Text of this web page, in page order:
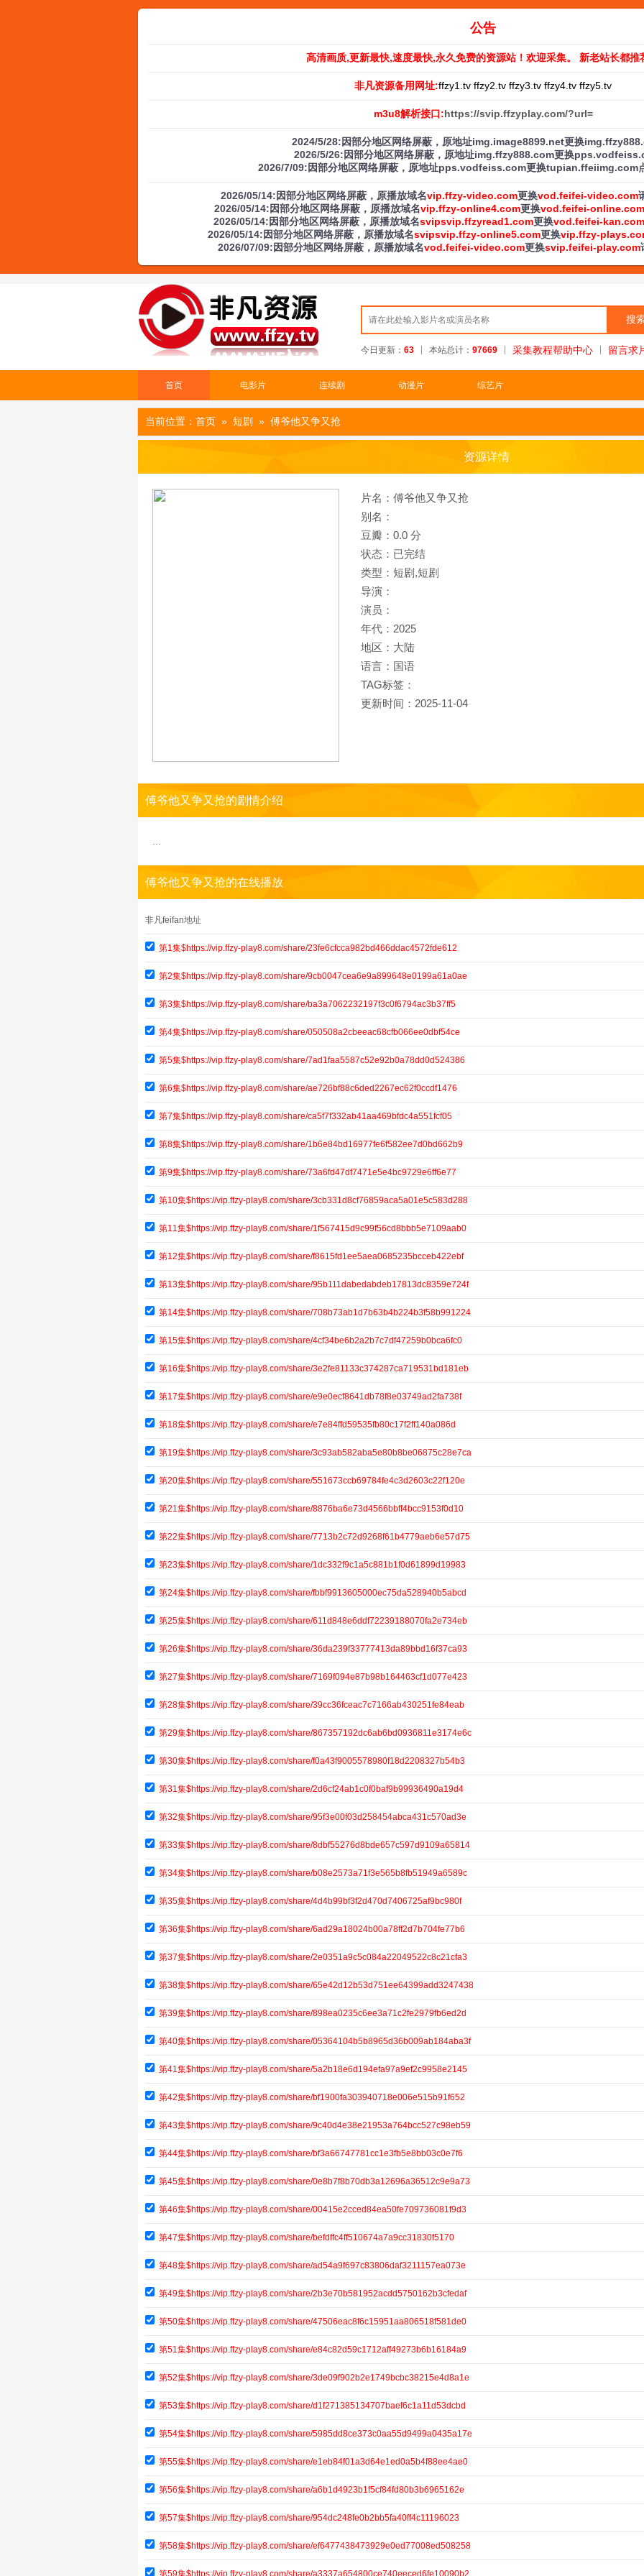
公告
高清画质,更新最快,速度最快,永久免费的资源站！欢迎采集。 新老站长都推
非凡资源备用网址:ffzy1.tv ffzy2.tv ffzy3.tv ffzy4.tv ffzy5.tv
m3u8解析接口:https://svip.ffzyplay.com/?url=
2024/5/28:因部分地区网络屏蔽，原地址img.image8899.net更换
2026/5/26:因部分地区网络屏蔽，原地址img.ffzy888.com更换
2026/7/09:因部分地区网络屏蔽，原地址pps.vodfeiss.com更换tupian.ffeiimg.com
2026/05/14:因部分地区网络屏蔽，原播放域名vip.ffzy-video.com更换vod.feifei-video.com
2026/05/14:因部分地区网络屏蔽，原播放域名vip.ffzy-online4.com更换vod.feifei-online.com
2026/05/14:因部分地区网络屏蔽，原播放域名svipsvip.ffzyread1.com更换vod.feifei-kan.com
2026/05/14:因部分地区网络屏蔽，原播放域名svipsvip.ffzy-online5.com更换vip.ffzy-
2026/07/09:因部分地区网络屏蔽，原播放域名vod.feifei-video.com更换svip.feifei-play.com
今日更新： 63 本站总计： 97669 采集教程帮助中心 留言求
首页 电影片 连续剧 动漫片 综艺片
当前位置： 首页 » 短剧 » 傅爷他又争又抢
资源详情
片名：傅爷他又争又抢
别名：
豆瓣：0.0 分
状态：已完结
类型：短剧,短剧
导演：
演员：
年代：2025
地区：大陆
语言：国语
TAG标签：
更新时间：2025-11-04
傅爷他又争又抢的剧情介绍
…
傅爷他又争又抢的在线播放
非凡feifan地址
第1集$https://vip.ffzy-play8.com/share/23fe6cfcca982bd466ddac4572fde612
第2集$https://vip.ffzy-play8.com/share/9cb0047cea6e9a899648e0199a61a0ae
第3集$https://vip.ffzy-play8.com/share/ba3a7062232197f3c0f6794ac3b37ff5
第4集$https://vip.ffzy-play8.com/share/050508a2cbeeac68cfb066ee0dbf54ce
第5集$https://vip.ffzy-play8.com/share/7ad1faa5587c52e92b0a78dd0d524386
第6集$https://vip.ffzy-play8.com/share/ae726bf88c6ded2267ec62f0ccdf1476
第7集$https://vip.ffzy-play8.com/share/ca5f7f332ab41aa469bfdc4a551fcf05
第8集$https://vip.ffzy-play8.com/share/1b6e84bd16977fe6f582ee7d0bd662b9
第9集$https://vip.ffzy-play8.com/share/73a6fd47df7471e5e4bc9729e6ff6e77
第10集$https://vip.ffzy-play8.com/share/3cb331d8cf76859aca5a01e5c583d288
第11集$https://vip.ffzy-play8.com/share/1f567415d9c99f56cd8bbb5e7109aab0
第12集$https://vip.ffzy-play8.com/share/f8615fd1ee5aea0685235bcceb422ebf
第13集$https://vip.ffzy-play8.com/share/95b111dabedabdeb17813dc8359e724f
第14集$https://vip.ffzy-play8.com/share/708b73ab1d7b63b4b224b3f58b991224
第15集$https://vip.ffzy-play8.com/share/4cf34be6b2a2b7c7df47259b0bca6fc0
第16集$https://vip.ffzy-play8.com/share/3e2fe81133c374287ca719531bd181eb
第17集$https://vip.ffzy-play8.com/share/e9e0ecf8641db78f8e03749ad2fa738f
第18集$https://vip.ffzy-play8.com/share/e7e84ffd59535fb80c17f2ff140a086d
第19集$https://vip.ffzy-play8.com/share/3c93ab582aba5e80b8be06875c28e7ca
第20集$https://vip.ffzy-play8.com/share/551673ccb69784fe4c3d2603c22f120e
第21集$https://vip.ffzy-play8.com/share/8876ba6e73d4566bbff4bcc9153f0d10
第22集$https://vip.ffzy-play8.com/share/7713b2c72d9268f61b4779aeb6e57d75
第23集$https://vip.ffzy-play8.com/share/1dc332f9c1a5c881b1f0d61899d19983
第24集$https://vip.ffzy-play8.com/share/fbbf9913605000ec75da528940b5abcd
第25集$https://vip.ffzy-play8.com/share/611d848e6ddf72239188070fa2e734eb
第26集$https://vip.ffzy-play8.com/share/36da239f33777413da89bbd16f37ca93
第27集$https://vip.ffzy-play8.com/share/7169f094e87b98b164463cf1d077e423
第28集$https://vip.ffzy-play8.com/share/39cc36fceac7c7166ab430251fe84eab
第29集$https://vip.ffzy-play8.com/share/867357192dc6ab6bd0936811e3174e6c
第30集$https://vip.ffzy-play8.com/share/f0a43f9005578980f18d2208327b54b3
第31集$https://vip.ffzy-play8.com/share/2d6cf24ab1c0f0baf9b99936490a19d4
第32集$https://vip.ffzy-play8.com/share/95f3e00f03d258454abca431c570ad3e
第33集$https://vip.ffzy-play8.com/share/8dbf55276d8bde657c597d9109a65814
第34集$https://vip.ffzy-play8.com/share/b08e2573a71f3e565b8fb51949a6589c
第35集$https://vip.ffzy-play8.com/share/4d4b99bf3f2d470d7406725af9bc980f
第36集$https://vip.ffzy-play8.com/share/6ad29a18024b00a78ff2d7b704fe77b6
第37集$https://vip.ffzy-play8.com/share/2e0351a9c5c084a22049522c8c21cfa3
第38集$https://vip.ffzy-play8.com/share/65e42d12b53d751ee64399add3247438
第39集$https://vip.ffzy-play8.com/share/898ea0235c6ee3a71c2fe2979fb6ed2d
第40集$https://vip.ffzy-play8.com/share/05364104b5b8965d36b009ab184aba3f
第41集$https://vip.ffzy-play8.com/share/5a2b18e6d194efa97a9ef2c9958e2145
第42集$https://vip.ffzy-play8.com/share/bf1900fa303940718e006e515b91f652
第43集$https://vip.ffzy-play8.com/share/9c40d4e38e21953a764bcc527c98eb59
第44集$https://vip.ffzy-play8.com/share/bf3a66747781cc1e3fb5e8bb03c0e7f6
第45集$https://vip.ffzy-play8.com/share/0e8b7f8b70db3a12696a36512c9e9a73
第46集$https://vip.ffzy-play8.com/share/00415e2cced84ea50fe709736081f9d3
第47集$https://vip.ffzy-play8.com/share/befdffc4ff510674a7a9cc31830f5170
第48集$https://vip.ffzy-play8.com/share/ad54a9f697c83806daf3211157ea073e
第49集$https://vip.ffzy-play8.com/share/2b3e70b581952acdd5750162b3cfedaf
第50集$https://vip.ffzy-play8.com/share/47506eac8f6c15951aa806518f581de0
第51集$https://vip.ffzy-play8.com/share/e84c82d59c1712aff49273b6b16184a9
第52集$https://vip.ffzy-play8.com/share/3de09f902b2e1749bcbc38215e4d8a1e
第53集$https://vip.ffzy-play8.com/share/d1f271385134707baef6c1a11d53dcbd
第54集$https://vip.ffzy-play8.com/share/5985dd8ce373c0aa55d9499a0435a17e
第55集$https://vip.ffzy-play8.com/share/e1eb84f01a3d64e1ed0a5b4f88ee4ae0
第56集$https://vip.ffzy-play8.com/share/a6b1d4923b1f5cf84fd80b3b6965162e
第57集$https://vip.ffzy-play8.com/share/954dc248fe0b2bb5fa40ff4c11196023
第58集$https://vip.ffzy-play8.com/share/ef6477438473929e0ed77008ed508258
第59集$https://vip.ffzy-play8.com/share/a3337a654800ce740eeced6fe10090b2